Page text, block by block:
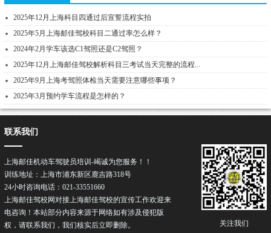
2025年12月上海科目四通过后宣誓流程实拍
2025年5月上海邮佳驾校科目二通过率怎么样？
2024年2月学车该选C1驾照还是C2驾照？
2025年12月上海邮佳驾校解析科目三考试当天完整的流程...
2025年9月上海考驾照体检当天需要注意哪些事项？
2025年3月预约学车流程是怎样的？
关注我们
联系我们
上海邮佳机动车驾驶员培训-竭诚为您服务！！
训练地址：上海市浦东新区鹿吉路318号
24小时咨询电话：021-33551660
上海邮佳驾校网对接上海邮佳驾校的宣传工作欢迎来
电咨询！本站部分内容来源于网络如有涉及侵犯版
权，请联系我们，我们核实后立即删除。